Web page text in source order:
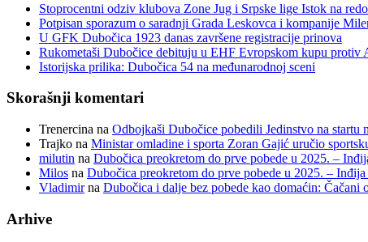
Stoprocentni odziv klubova Zone Jug i Srpske lige Istok na
Potpisan sporazum o saradnji Grada Leskovca i kompanije
U GFK Dubočica 1923 danas završene registracije prinova
Rukometaši Dubočice debituju u EHF Evropskom kupu protiv
Istorijska prilika: Dubočica 54 na međunarodnoj sceni
Skorašnji komentari
Trenercina na Odbojkaši Dubočice pobedili Jedinstvo na startu
Trajko na Ministar omladine i sporta Zoran Gajić uručio
milutin na Dubočica preokretom do prve pobede u 2025. –
Milos na Dubočica preokretom do prve pobede u 2025. –
Vladimirna Dubočica i dalje bez pobede kao domaćin: Čačani
Arhive